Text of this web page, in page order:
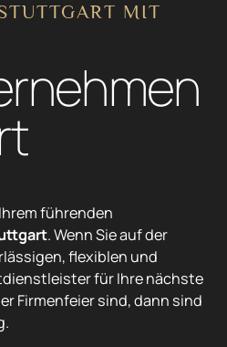
führenden
. Wenn Sie auf der
flexiblen und
für Ihre nächste
Firmenfeier sind, dann sind